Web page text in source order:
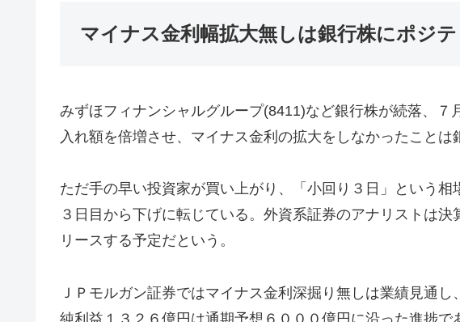
マイナス金利幅拡大無しは銀行株にポジ
みずほフィナンシャルグループ(8411)など銀行株が続落、７
入れ額を倍増させ、マイナス金利の拡大をしなかったことは
ただ手の早い投資家が買い上がり、「小回り３日」という
３日目から下げに転じている。外資系証券のアナリストは
リースする予定だという。
ＪＰモルガン証券ではマイナス金利深掘り無しは業績見通
純利益１３２６億円は通期予想６０００億円に沿った進捗